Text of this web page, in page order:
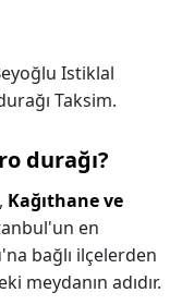
Istiklal
Taksim.
durağı?
Kağıthane ve
en
bağlı ilçelerden
meydanın adıdır.